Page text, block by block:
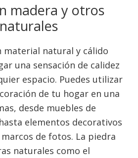
madera y otros
material natural y cálido
una sensación de calidez
espacio. Puedes utilizar
de tu hogar en una
desde muebles de
elementos decorativos
de fotos. La piedra
naturales como el